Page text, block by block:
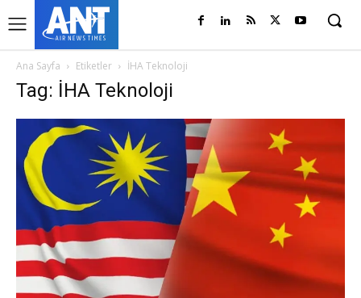
Ana Sayfa Etiketler İHA Teknoloji
Tag: İHA Teknoloji